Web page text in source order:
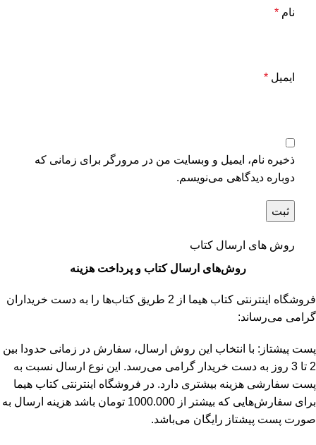
نام *
ایمیل *
ذخیره نام، ایمیل و وبسایت من در مرورگر برای زمانی که
دوباره دیدگاهی می‌نویسم.
روش های ارسال کتاب
روش‌های ارسال کتاب و پرداخت هزینه
فروشگاه اینترنتی کتاب هیما از 2 طریق کتاب‌ها را به دست خریداران
گرامی می‌رساند:
پست پیشتاز: با انتخاب این روش ارسال، سفارش در زمانی حدودا بین
2 تا 3 روز به دست خریدار گرامی می‌رسد. این نوع ارسال نسبت به
پست سفارشی هزینه بیشتری دارد. در فروشگاه اینترنتی کتاب هیما
برای سفارش‌هایی که بیشتر از 1000.000 تومان باشد هزینه ارسال به
صورت پست پیشتاز رایگان می‌باشد.